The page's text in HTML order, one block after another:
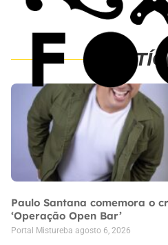
Paulo Santana comemora o
‘Operação Open Bar’
Portal Mistureba agosto 6, 2026